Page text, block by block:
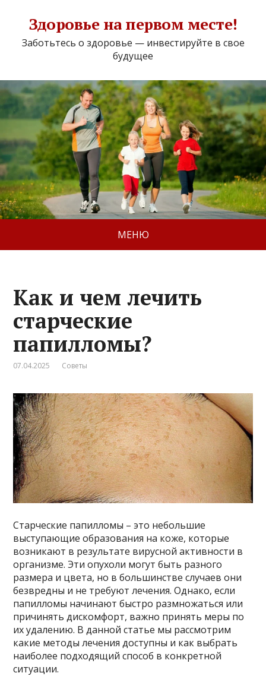
Здоровье на первом месте!
Заботьтесь о здоровье — инвестируйте в свое
будущее
МЕНЮ
Как и чем лечить
старческие
папилломы?
07.04.2025 Советы
Старческие папилломы – это небольшие
выступающие образования на коже, которые
возникают в результате вирусной активности в
организме. Эти опухоли могут быть разного
размера и цвета, но в большинстве случаев они
безвредны и не требуют лечения. Однако, если
папилломы начинают быстро размножаться или
причинять дискомфорт, важно принять меры по
их удалению. В данной статье мы рассмотрим
какие методы лечения доступны и как выбрать
наиболее подходящий способ в конкретной
ситуации.